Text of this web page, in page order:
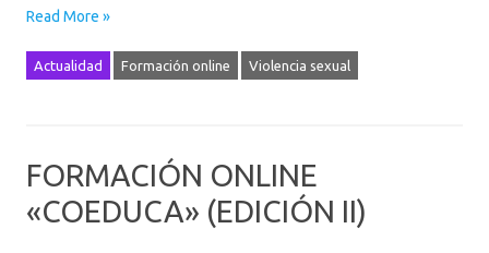
Read More »
Actualidad Formación online Violencia sexual
FORMACIÓN ONLINE
«COEDUCA» (EDICIÓN II)